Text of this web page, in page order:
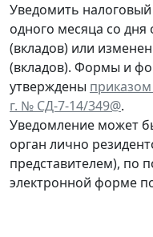
Уведомить
одного месяца со дня
(вкладов) или
(вкладов). Формы и
утверждены
г. № СД-7-14/349@.
Уведомление может
орган лично
представителем), по
электронной форме